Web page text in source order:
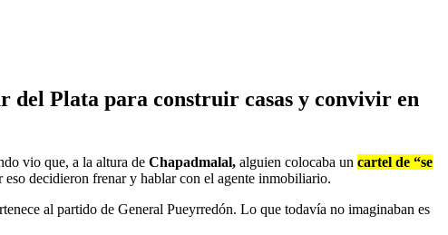
del Plata para construir casas y convivir en
vio que, a la altura de Chapadmalal, alguien colocaba un cartel de “se
decidieron frenar y hablar con el agente inmobiliario.
al partido de General Pueyrredón. Lo que todavía no imaginaban es